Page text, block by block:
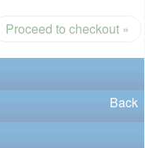
Proceed to checkout »
Back